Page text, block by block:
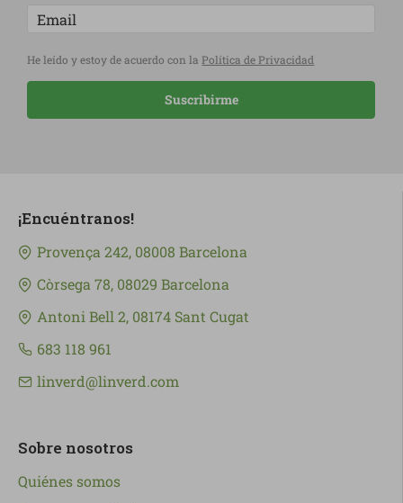
He leído y estoy de acuerdo con la Política de Privacidad
Suscribirme
¡Encuéntranos!
Provença 242, 08008 Barcelona
Còrsega 78, 08029 Barcelona
Antoni Bell 2, 08174 Sant Cugat
683 118 961
linverd@linverd.com
Sobre nosotros
Quiénes somos